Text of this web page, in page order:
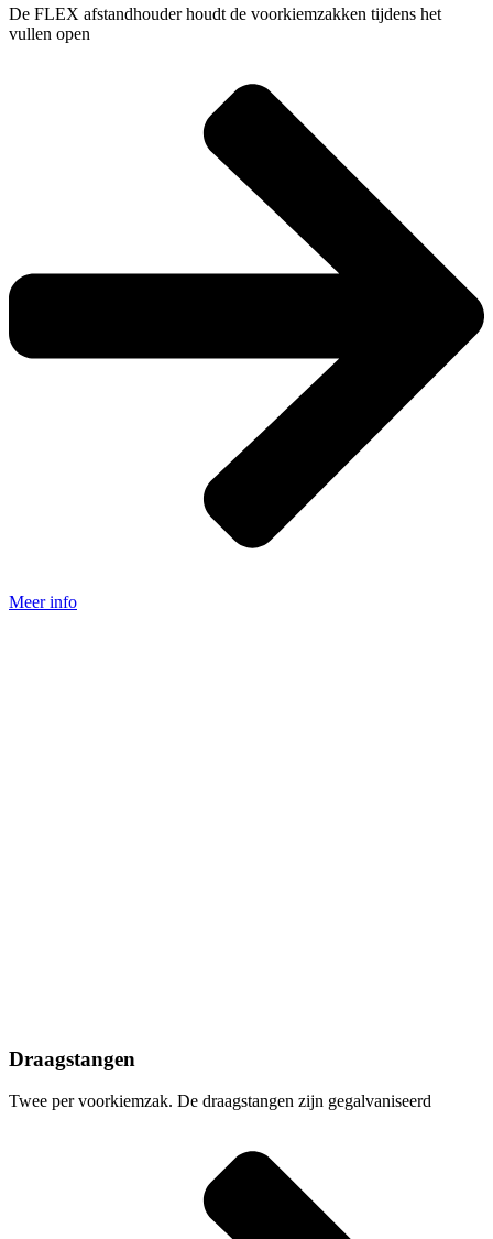
De FLEX afstandhouder houdt de voorkiemzakken tijdens het
vullen open
Meer info
Draagstangen
Twee per voorkiemzak. De draagstangen zijn gegalvaniseerd